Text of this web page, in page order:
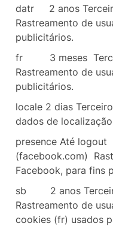
datr 2 anos
Rastreamento de
publicitários.
fr 3 meses
Rastreamento de
publicitários.
locale 2 dias
dados de
presence Até
(facebook.com)
Facebook, para fins
sb 2 anos
Rastreamento de
cookies (fr) usados